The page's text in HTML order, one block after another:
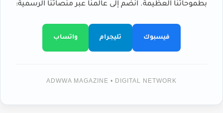
بطموحاتنا العظيمة. انضم إلى عالمنا عبر منصاتنا الرسمية:
فيسبوك تليجرام واتساب
ADWWA MAGAZINE • DIGITAL NETWORK